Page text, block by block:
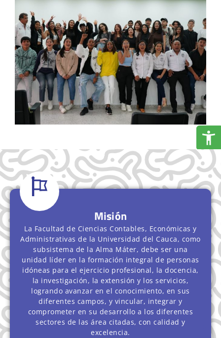
Misión
La Facultad de Ciencias Contables, Económicas y
Administrativas de la Universidad del Cauca, como
subsistema de la Alma Máter, debe ser una
unidad líder en la formación integral de personas
idóneas para el ejercicio profesional, la docencia,
la investigación, la extensión y los servicios,
logrando avanzar en el conocimiento, en sus
diferentes campos, y vincular, integrar y
comprometer en su desarrollo a los diferentes
sectores de las área citadas, con calidad y
excelencia.